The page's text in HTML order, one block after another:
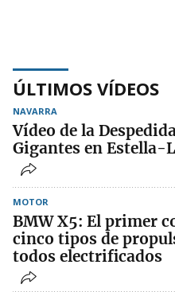
ÚLTIMOS VÍDEOS
NAVARRA
Vídeo de la
Gigantes en Estella-
MOTOR
BMW X5: El primer
cinco tipos de
todos electrificados